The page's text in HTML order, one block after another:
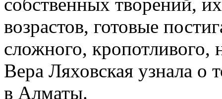
собственных творений,
возрастов, готовые
сложного, кропотливого,
Вера Ляховская узнала о
в Алматы.